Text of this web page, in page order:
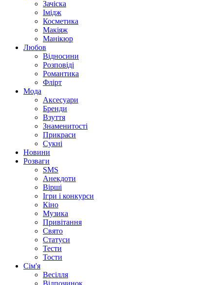
Зачіска
Імідж
Косметика
Макіяж
Манікюр
Любов
Відносини
Розповіді
Романтика
Флірт
Мода
Аксесуари
Бренди
Взуття
Знаменитості
Прикраси
Сукні
Новини
Розваги
SMS
Анекдоти
Вірші
Ігри і конкурси
Кіно
Музика
Привітання
Свято
Статуси
Тести
Тости
Сім'я
Весілля
Відпочинок